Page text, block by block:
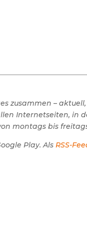
zusammen – aktuell,
Internetseiten, in
montags bis
Play. AlsRSS-